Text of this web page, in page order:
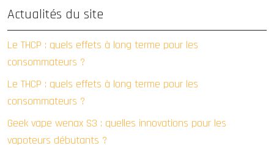
Actualités du site
Le THCP : quels effets à long terme pour les
consommateurs ?
Le THCP : quels effets à long terme pour les
consommateurs ?
Geek vape wenax S3 : quelles innovations pour les
vapoteurs débutants ?